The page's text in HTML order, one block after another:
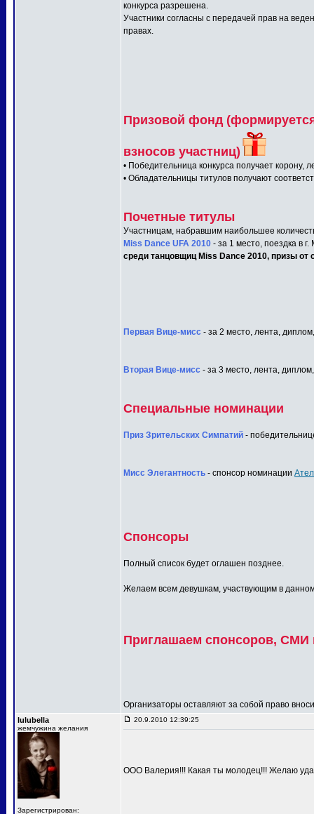
конкурса разрешена.
Участники согласны с передачей прав на
правах.
Призовой фонд
взносов участниц)
• Победительница конкурса получает корону,
• Обладательницы титулов получают
Почетные титулы
Участницам, набравшим наибольшее
Miss Dance UFA 2010 - за 1 место, поездка в
среди танцовщиц Miss Dance 2010, призы от
Первая Вице-мисс - за 2 место, лента,
Вторая Вице-мисс - за 3 место, лента,
Специальные номинации
Приз Зрительских Симпатий -
Мисс Элегантность - спонсор номинации
Спонсоры
Полный список будет оглашен позднее.
Желаем всем девушкам, участвующим в данном
Приглашаем спонсоров, СМИ
Организаторы оставляют за собой право
lulubella
жемчужина желания
Зарегистрирован:
20.9.2010 12:39:25
ООО Валерия!!! Какая ты молодец!!! Желаю